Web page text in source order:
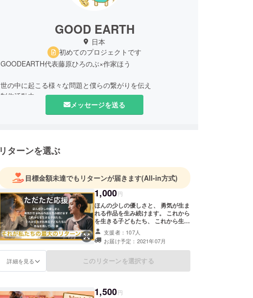
GOOD EARTH
日本
初めてのプロジェクトです
GOODEARTH代表藤原ひろのぶ×作家ほう
世の中に起こる様々な問題と僕らの繋がりを伝え
制作活動中
楽しく！可愛く！おもしろく！子どもたちの笑い声だらけの
買いものは投票なんだ(2018/9/22出版)
EARTHおじさん46億才(2020/12/16出版)
メッセージを送る
リターンを選ぶ
目標金額未達でもリターンが届きます(All-in方式)
1,000円
ほんの少しの優しさと、 勇気が生ま
れる作品を生み続けます。 これから
を生きる子どもたち、 これから生ま
れ来る子どもたちに 作品を残してい
くこと それが私たちの最大のリター
ンです ※プロジェクト終了後にお礼
のメールをお送りします
支援者：107人
お届け予定：2021年07月
詳細を見る このリターンを選択する
1,500円